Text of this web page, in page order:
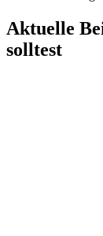
Aktuelle
solltest